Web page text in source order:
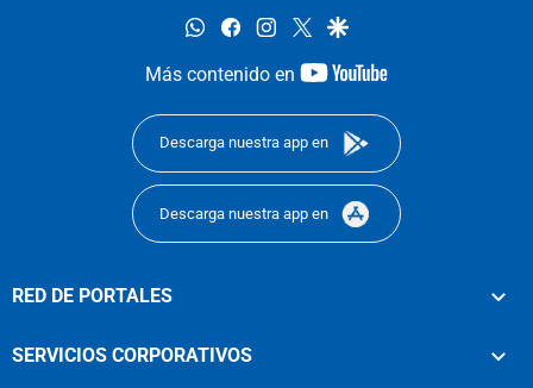
whatsappfacebookinstagram
twittergoogle
Más contenido en
youtube-
Descarga nuestra app en
Descarga nuestra app en
RED DE PORTALES
SERVICIOS CORPORATIVOS